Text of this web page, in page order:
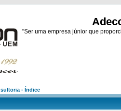
"Ser uma empresa júnior que
- Índice